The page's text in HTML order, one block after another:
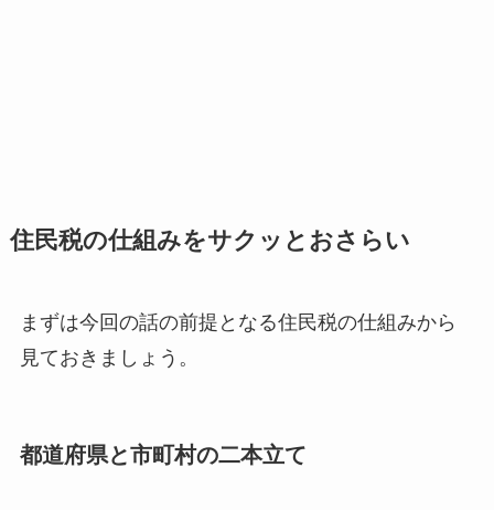
住民税の仕組みをサクッとおさらい
まずは今回の話の前提となる住民税の仕組みから
見ておきましょう。
都道府県と市町村の二本立て